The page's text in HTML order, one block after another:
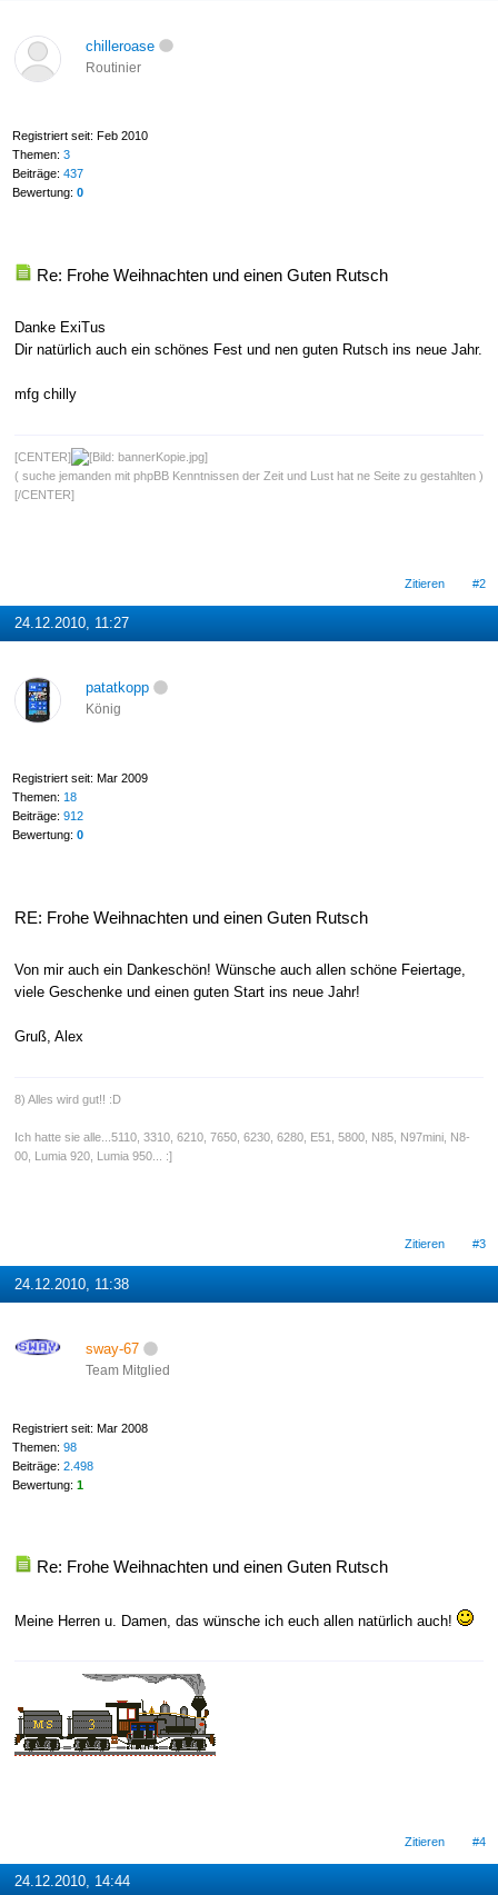
chilleroase
Routinier
Registriert seit: Feb 2010
Themen: 3
Beiträge: 437
Bewertung: 0
Re: Frohe Weihnachten und einen Guten Rutsch
Danke ExiTus
Dir natürlich auch ein schönes Fest und nen guten Rutsch ins neue Jahr.
mfg chilly
[CENTER]
( suche jemanden mit phpBB Kenntnissen der Zeit und Lust hat ne Seite zu gestahlten )
[/CENTER]
Zitieren #2
24.12.2010, 11:27
patatkopp
König
Registriert seit: Mar 2009
Themen: 18
Beiträge: 912
Bewertung: 0
RE: Frohe Weihnachten und einen Guten Rutsch
Von mir auch ein Dankeschön! Wünsche auch allen schöne Feiertage,
viele Geschenke und einen guten Start ins neue Jahr!
Gruß, Alex
8) Alles wird gut!! :D
Ich hatte sie alle...5110, 3310, 6210, 7650, 6230, 6280, E51, 5800, N85, N97mini, N8-
00, Lumia 920, Lumia 950... :]
Zitieren #3
24.12.2010, 11:38
sway-67
Team Mitglied
Registriert seit: Mar 2008
Themen: 98
Beiträge: 2.498
Bewertung: 1
Re: Frohe Weihnachten und einen Guten Rutsch
Meine Herren u. Damen, das wünsche ich euch allen natürlich auch!
Zitieren #4
24.12.2010, 14:44